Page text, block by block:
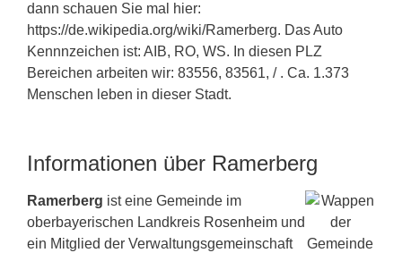
dann schauen Sie mal hier:
https://de.wikipedia.org/wiki/Ramerberg. Das Auto
Kennnzeichen ist: AIB, RO, WS. In diesen PLZ
Bereichen arbeiten wir: 83556, 83561, / . Ca. 1.373
Menschen leben in dieser Stadt.
Informationen über Ramerberg
Ramerberg ist eine Gemeinde im
oberbayerischen Landkreis Rosenheim und
ein Mitglied der Verwaltungsgemeinschaft